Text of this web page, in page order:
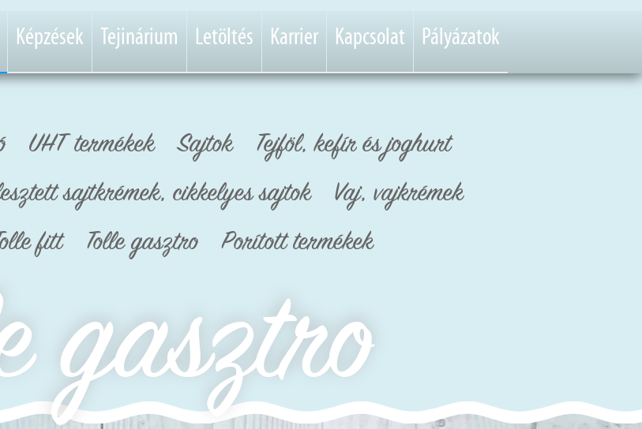
Képzések Tejinárium Letöltés Karrier Kapcsolat Pályázatok
UHT termékek Sajtok
Tejföl, kefír és joghurt
sajtkrémek, cikkelyes sajtok
Vaj, vajkrémek
fitt Tolle gasztro Porított termékek
gasztro